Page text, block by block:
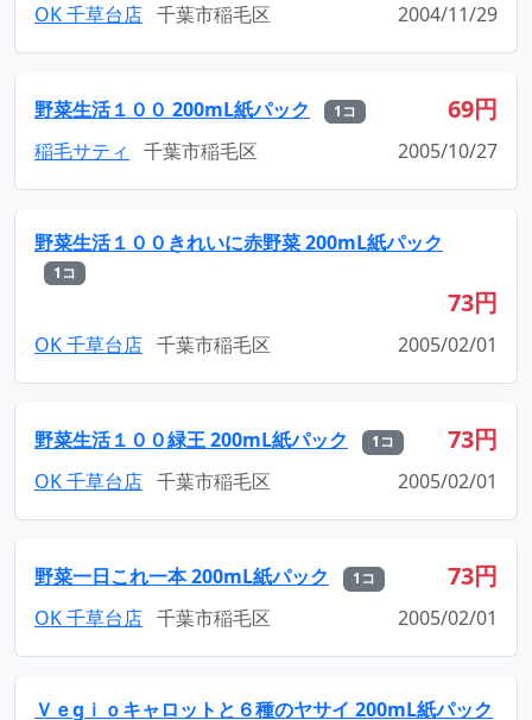
OK 千草台店 千葉市稲毛区 2004/11/29
野菜生活１００ 200mL紙パック 1コ 69円
稲毛サティ 千葉市稲毛区 2005/10/27
野菜生活１００きれいに赤野菜 200mL紙パック
1コ
73円
OK 千草台店 千葉市稲毛区 2005/02/01
野菜生活１００緑王 200mL紙パック 1コ 73円
OK 千草台店 千葉市稲毛区 2005/02/01
野菜一日これ一本 200mL紙パック 1コ 73円
OK 千草台店 千葉市稲毛区 2005/02/01
Ｖｅgｉｏキャロットと６種のヤサイ 200mL紙パック